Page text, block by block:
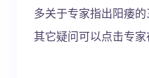
多关于专家指出阳痿
其它疑问可以点击专家